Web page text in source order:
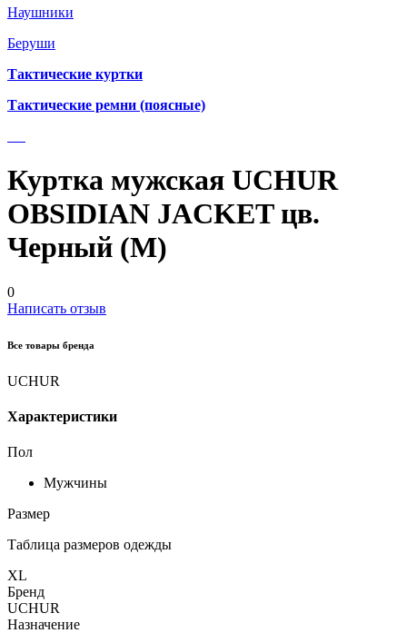
Наушники
Беруши
Тактические куртки
Тактические ремни (поясные)
Куртка мужская UCHUR
OBSIDIAN JACKET цв.
Черный (М)
0
Написать отзыв
Все товары бренда
UCHUR
Характеристики
Пол
Мужчины
Размер
Таблица размеров одежды
XL
Бренд
UCHUR
Назначение